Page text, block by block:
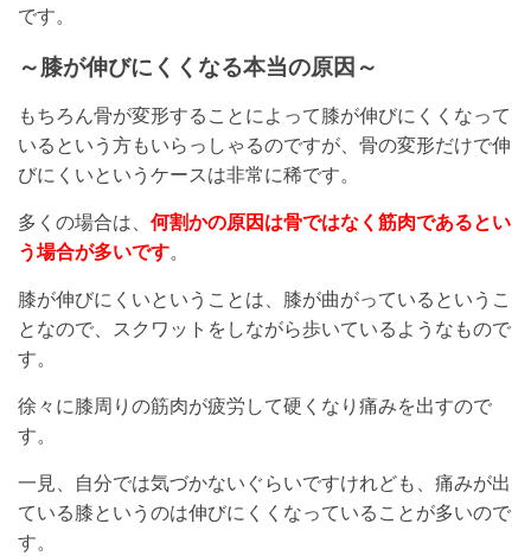
です。
～膝が伸びにくくなる本当の原因～
もちろん骨が変形することによって膝が伸びにくくなって
いるという方もいらっしゃるのですが、骨の変形だけで伸
びにくいというケースは非常に稀です。
多くの場合は、 何割かの原因は骨ではなく筋肉であるとい
う場合が多いです。
膝が伸びにくいということは、膝が曲がっているというこ
となので、スクワットをしながら歩いているようなもので
す。
徐々に膝周りの筋肉が疲労して硬くなり痛みを出すので
す。
一見、自分では気づかないぐらいですけれども、痛みが出
ている膝というのは伸びにくくなっていることが多いので
す。